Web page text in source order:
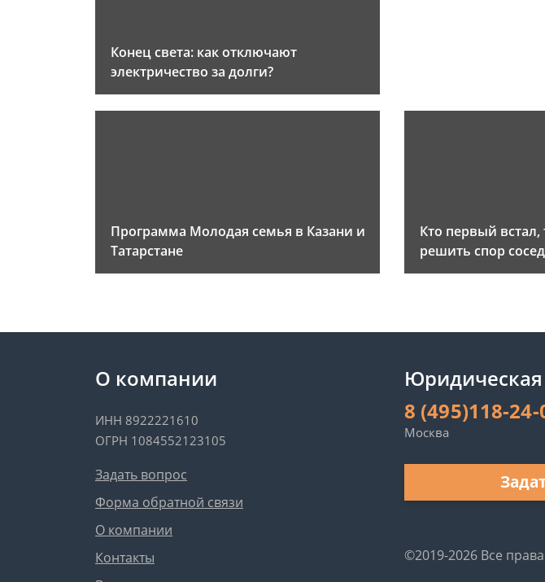
Конец света: как отключают
электричество за долги?
Программа Молодая семья в Казани и
Татарстане
Кто первый встал,
решить спор
О компании
ИНН 8922221610
ОГРН 1084552123105
Задать вопрос
Форма обратной связи
О компании
Контакты
8 (495)118-24-
Москва
©2019-2026 Все